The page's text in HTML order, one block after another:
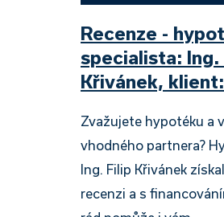
Recenze -
specialista: Ing.
Křivánek,
Zvažujete hypotéku a
vhodného partnera?
Ing. Filip Křivánek
recenzi a s